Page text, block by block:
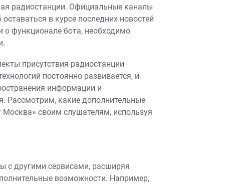
радиостанции. Официальные каналы
в курсе последних новостей
функционале бота, необходимо
присутствия радиостанции
постоянно развивается, и
информации и
Рассмотрим, какие дополнительные
своим слушателям, используя
с другими сервисами, расширяя
возможности. Например,